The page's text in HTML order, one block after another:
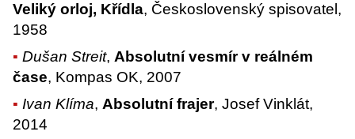
Veliký orloj, Křídla, Československý spisovatel,
1958
Dušan Streit,Absolutní vesmír v reálném
čase, Kompas OK, 2007
Ivan Klíma,Absolutní frajer, Josef Vinklát,
2014